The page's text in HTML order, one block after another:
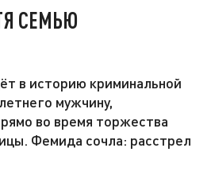
СЕМЬЮ
в историю криминальной
мужчину,
во время торжества
Фемида сочла: расстрел